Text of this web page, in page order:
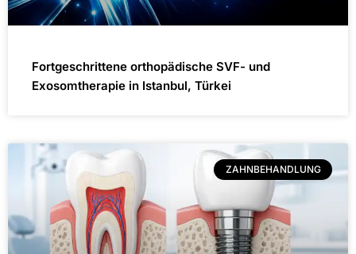
Fortgeschrittene orthopädische SVF- und
Exosomtherapie in Istanbul, Türkei
ZAHNBEHANDLUNG